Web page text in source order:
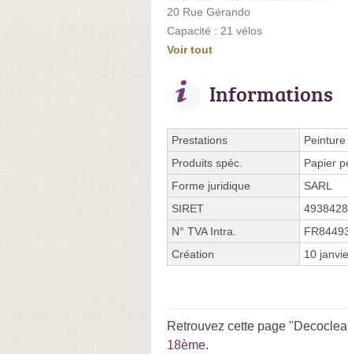
20 Rue Gérando
Capacité : 21 vélos
Voir tout
Informations
Prestations
Produits spéc.
Papier
Forme juridique
SARL
SIRET
N° TVA Intra.
Création
10
Retrouvez cette page
18ème.